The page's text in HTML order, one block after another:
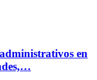
en